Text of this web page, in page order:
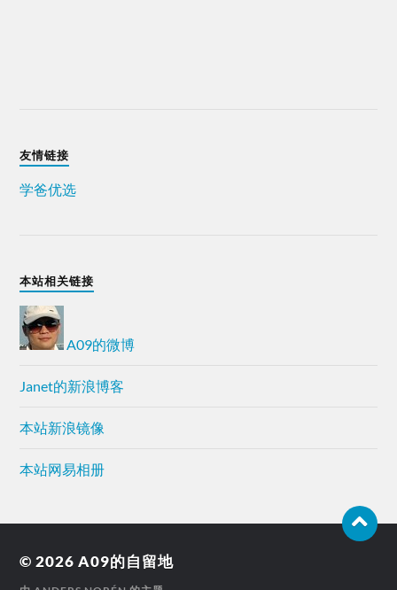
友情链接
学爸优选
本站相关链接
A09的微博
Janet的新浪博客
本站新浪镜像
本站网易相册
© 2026A09的自留地